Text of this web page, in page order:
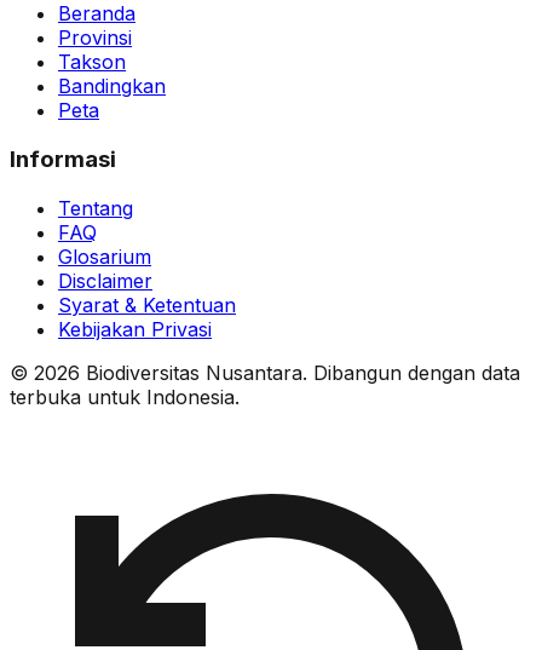
Beranda
Provinsi
Takson
Bandingkan
Peta
Informasi
Tentang
FAQ
Glosarium
Disclaimer
Syarat & Ketentuan
Kebijakan Privasi
© 2026 Biodiversitas Nusantara. Dibangun dengan data
terbuka untuk Indonesia.